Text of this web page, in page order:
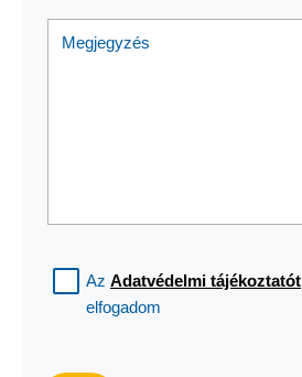
Megjegyzés
Az Adatvédelmi tájékoztatót
elfogadom